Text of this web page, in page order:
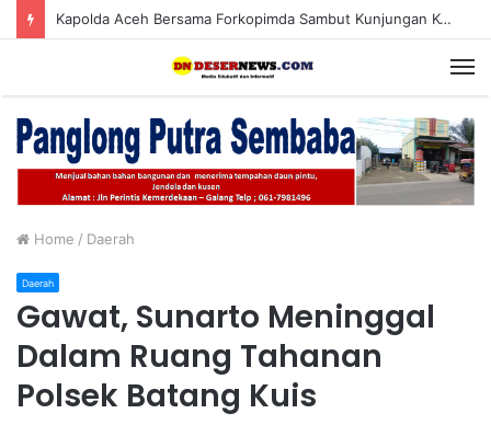
Kapolda Aceh Bersama Forkopimda Sambut Kunjungan Kerja Wakil Presiden RI di Kabupaten Bireuen
Home / Daerah
Daerah
Gawat, Sunarto Meninggal
Dalam Ruang Tahanan
Polsek Batang Kuis